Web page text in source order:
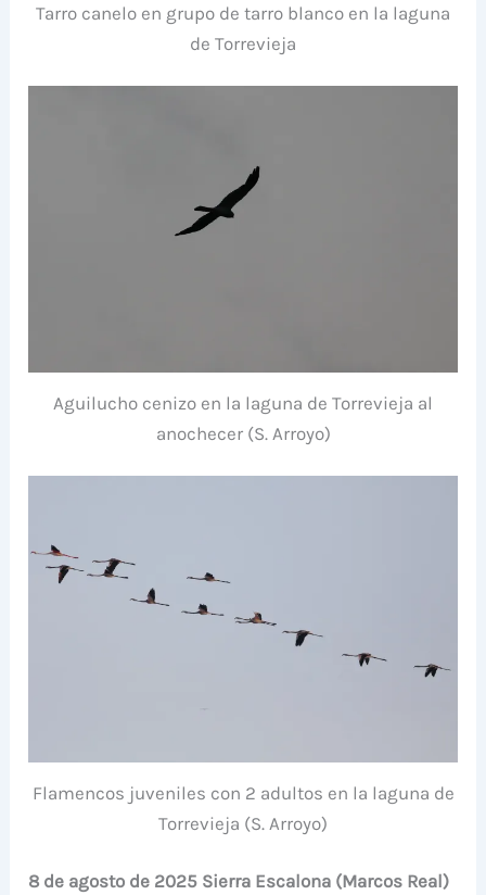
Tarro canelo en grupo de tarro blanco en la laguna
de Torrevieja
Aguilucho cenizo en la laguna de Torrevieja al
anochecer (S. Arroyo)
Flamencos juveniles con 2 adultos en la laguna de
Torrevieja (S. Arroyo)
8 de agosto de 2025 Sierra Escalona (Marcos Real)